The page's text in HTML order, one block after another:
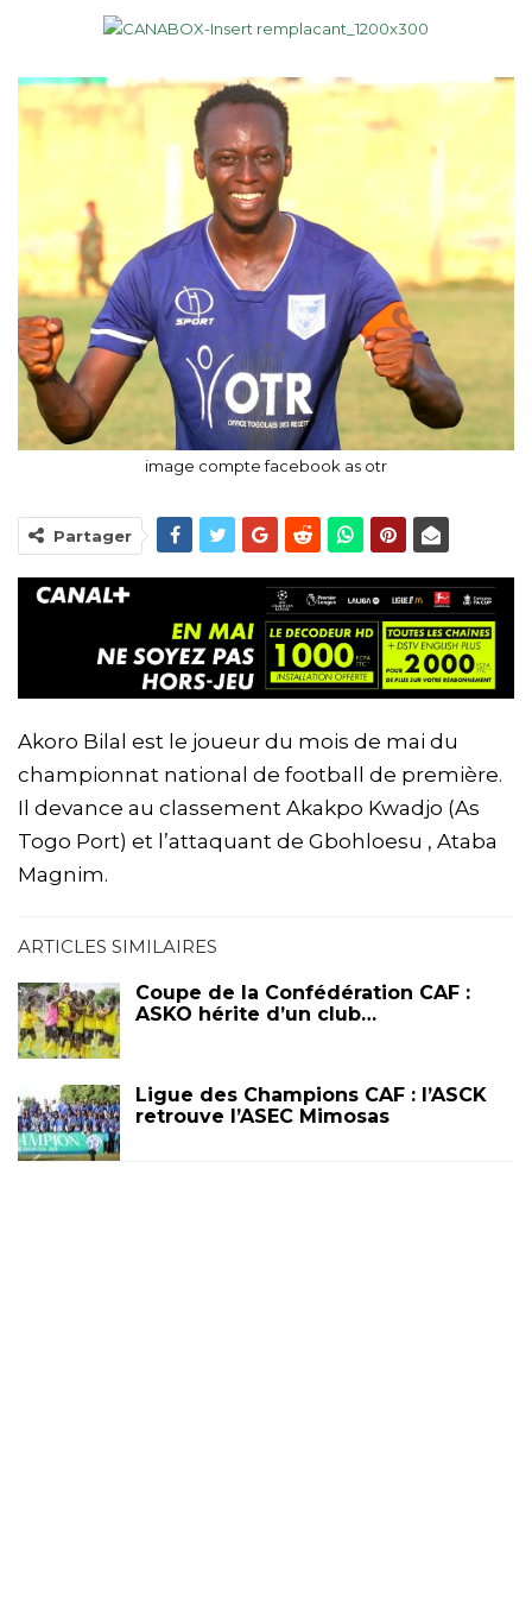
image compte facebook as otr
Partager
Akoro Bilal est le joueur du mois de mai du
championnat national de football de première.
Il devance au classement Akakpo Kwadjo (As
Togo Port) et l’attaquant de Gbohloesu , Ataba
Magnim.
ARTICLES SIMILAIRES
Coupe de la Confédération CAF :
ASKO hérite d’un club…
Ligue des Champions CAF : l’ASCK
retrouve l’ASEC Mimosas